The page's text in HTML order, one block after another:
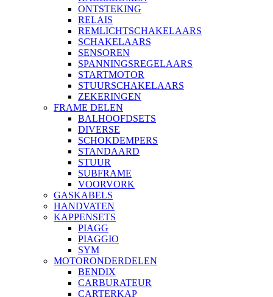
ONTSTEKING
RELAIS
REMLICHTSCHAKELAARS
SCHAKELAARS
SENSOREN
SPANNINGSREGELAARS
STARTMOTOR
STUURSCHAKELAARS
ZEKERINGEN
FRAME DELEN
BALHOOFDSETS
DIVERSE
SCHOKDEMPERS
STANDAARD
STUUR
SUBFRAME
VOORVORK
GASKABELS
HANDVATEN
KAPPENSETS
PIAGG
PIAGGIO
SYM
MOTORONDERDELEN
BENDIX
CARBURATEUR
CARTERKAP